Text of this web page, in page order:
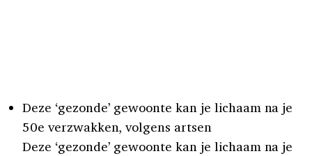
Deze ‘gezonde’ gewoonte kan je lichaam na je
50e verzwakken, volgens artsen
Deze ‘gezonde’ gewoonte kan je lichaam na je